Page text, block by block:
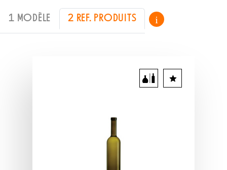
1 MODÈLE 2 REF. PRODUITS i